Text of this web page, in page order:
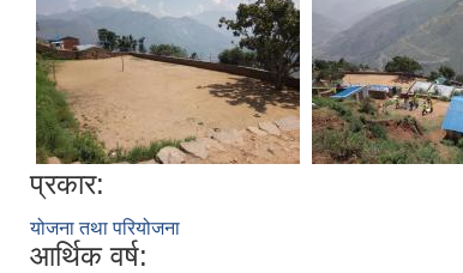
प्रकार:
योजना तथा परियोजना
आर्थिक वर्ष: